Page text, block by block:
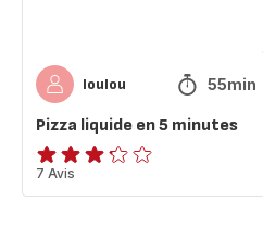
loulou 55min
Pizza liquide en 5 minutes
ratings.3.2
7 Avis